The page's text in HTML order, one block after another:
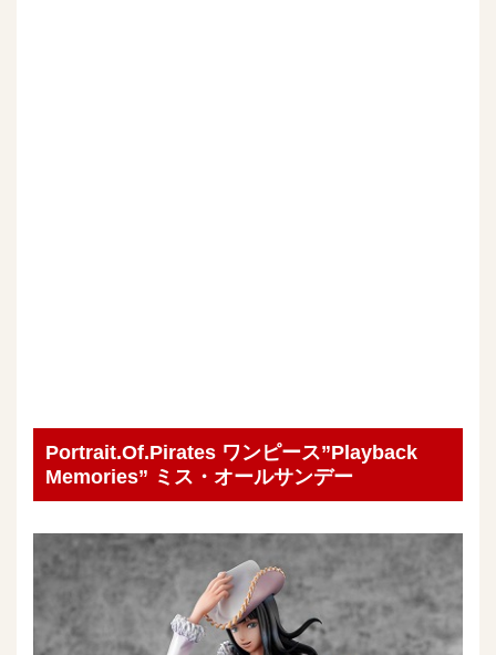
Portrait.Of.Pirates ワンピース”Playback
Memories” ミス・オールサンデー